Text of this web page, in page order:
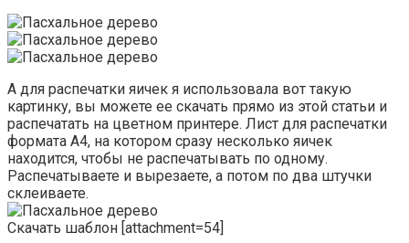
А для распечатки яичек я использовала вот такую
картинку, вы можете ее скачать прямо из этой статьи и
распечатать на цветном принтере. Лист для распечатки
формата А4, на котором сразу несколько яичек
находится, чтобы не распечатывать по одному.
Распечатываете и вырезаете, а потом по два штучки
склеиваете.
Скачать шаблон [attachment=54]